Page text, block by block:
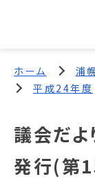
ホーム 浦
平成24年度
議会だ
発行(第